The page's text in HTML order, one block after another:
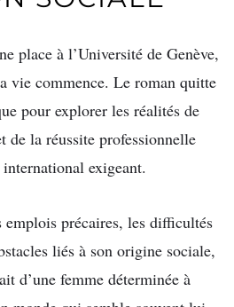
place à l’Université de Genève,
vie commence. Le roman quitte
pour explorer les réalités de
de la réussite professionnelle
exigeant.
emplois précaires, les difficultés
liés à son origine sociale,
d’une femme déterminée à